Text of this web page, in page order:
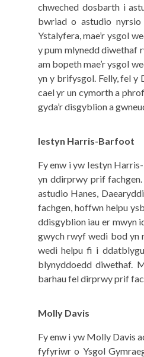
chweched dosbarth i
bwriad o astudio
Ystalyfera, mae’r ysgol
y pum mlynedd diwethaf
am bopeth mae’r ysgol
yn y brifysgol. Felly, fel y
cael yr un cymorth a
gyda’r disgyblion a
Iestyn Harris-Barfoot
Fy enw i yw Iestyn
yn ddirprwy prif fachgen.
astudio Hanes,
fachgen, hoffwn helpu
ddisgyblion iau er mwyn
gwych rwyf wedi bod yn
wedi helpu fi i
blynyddoedd diwethaf.
barhau fel dirprwy prif
Molly Davis
Fy enw i yw Molly Davis
fyfyriwr o Ysgol